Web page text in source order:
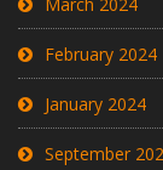
February 2024
January 2024
September